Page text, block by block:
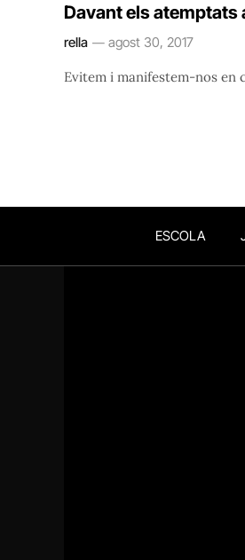
Davant els atemptats
rella agost 30, 2017
Evitem i manifestem-nos en
ESCOLA